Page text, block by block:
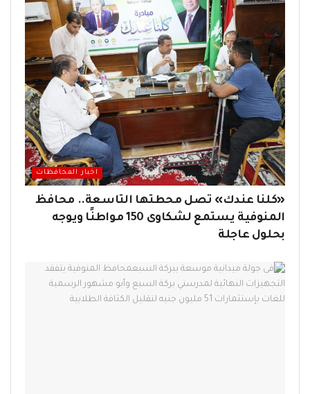
اخبار المحافظات
«كلنا عندك» تصل محطتها التاسعة.. محافظ
المنوفية يستمع لشكاوى 150 مواطنًا ويوجه
بحلول عاجلة